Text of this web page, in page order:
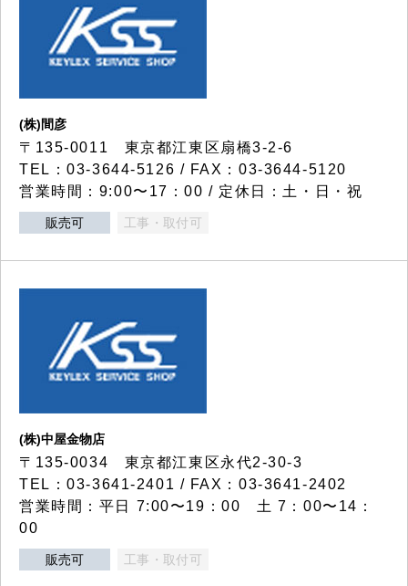
(株)間彦
〒135-0011 東京都江東区扇橋3-2-6
TEL：03-3644-5126 / FAX：03-3644-5120
営業時間：9:00〜17：00 / 定休日：土・日・祝
販売可 工事・取付可
(株)中屋金物店
〒135-0034 東京都江東区永代2-30-3
TEL：03-3641-2401 / FAX：03-3641-2402
営業時間：平日 7:00〜19：00 土 7：00〜14：
00
販売可 工事・取付可